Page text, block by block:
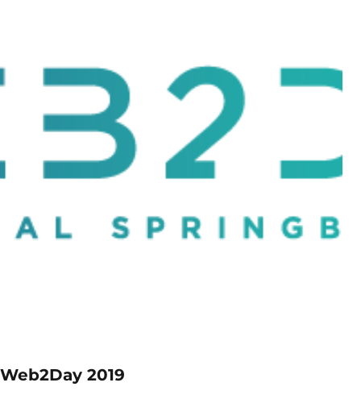
Web2Day 2019